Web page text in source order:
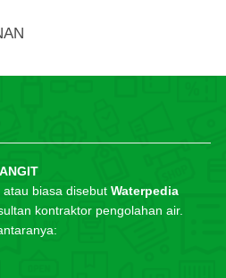
atau biasa disebut Waterpedia
kontraktor pengolahan air.